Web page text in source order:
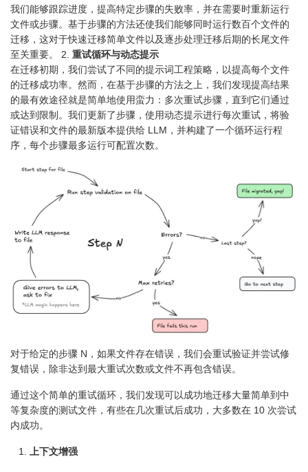
我们能够跟踪进度，提高特定步骤的失败率，并在需要时重新运行
文件或步骤。基于步骤的方法还使我们能够同时运行数百个文件的
迁移，这对于快速迁移简单文件以及逐步处理迁移后期的长尾文件
至关重要。 2. 重试循环与动态提示
在迁移初期，我们尝试了不同的提示词工程策略，以提高每个文件
的迁移成功率。然而，在基于步骤的方法之上，我们发现提高结果
的最有效途径就是简单地使用蛮力：多次重试步骤，直到它们通过
或达到限制。我们更新了步骤，使用动态提示进行每次重试，将验
证错误和文件的最新版本提供给 LLM，并构建了一个循环运行程
序，每个步骤最多运行可配置次数。
对于给定的步骤 N，如果文件存在错误，我们会重试验证并尝试修
复错误，除非达到最大重试次数或文件不再包含错误。
通过这个简单的重试循环，我们发现可以成功地迁移大量简单到中
等复杂度的测试文件，有些在几次重试后成功，大多数在 10 次尝试
内成功。
上下文增强